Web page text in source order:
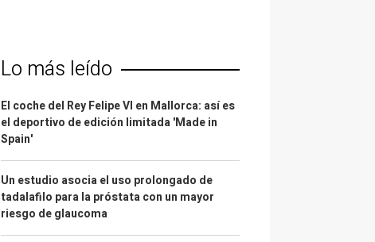
Lo más leído
El coche del Rey Felipe VI en Mallorca: así es
el deportivo de edición limitada 'Made in
Spain'
Un estudio asocia el uso prolongado de
tadalafilo para la próstata con un mayor
riesgo de glaucoma